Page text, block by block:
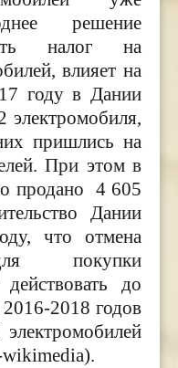
решение
налог на
влияет на
году в Дании
пришлись на
При этом в
продано 4 605
Дании
что отмена
покупки
до
2018 годов